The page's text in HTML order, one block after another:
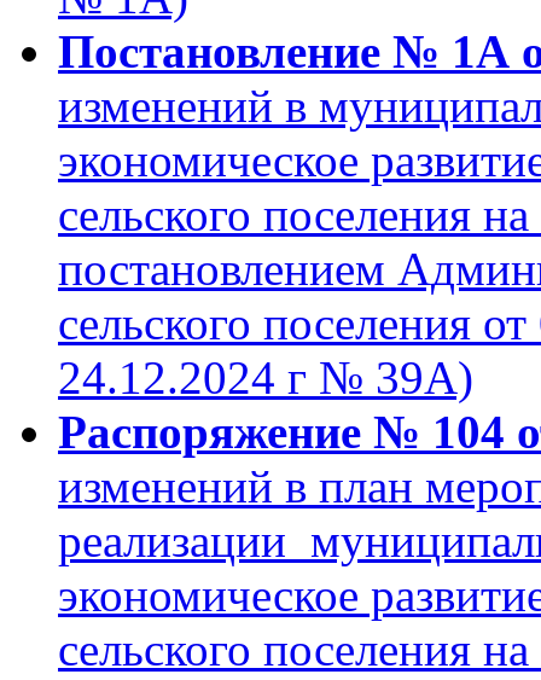
Постановление № 1А
изменений в
экономическое
сельского поселения
постановлением
сельского поселения
24.12.2024 г № 39А)
Распоряжение № 104
изменений в план
реализации
экономическое
сельского поселения